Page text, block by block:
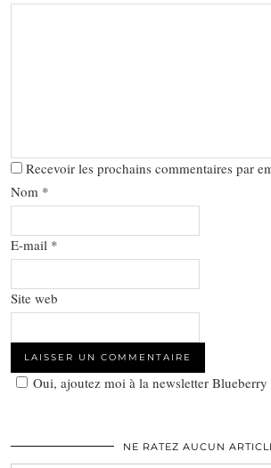
Recevoir les prochains commentaires par
Nom *
E-mail *
Site web
Oui, ajoutez moi à la newsletter
NE RATEZ AUCUN